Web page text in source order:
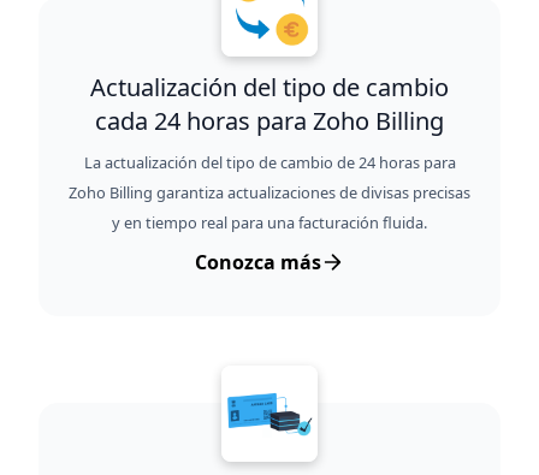
Actualización del tipo de cambio
cada 24 horas para Zoho Billing
La actualización del tipo de cambio de 24 horas para
Zoho Billing garantiza actualizaciones de divisas precisas
y en tiempo real para una facturación fluida.
Conozca más